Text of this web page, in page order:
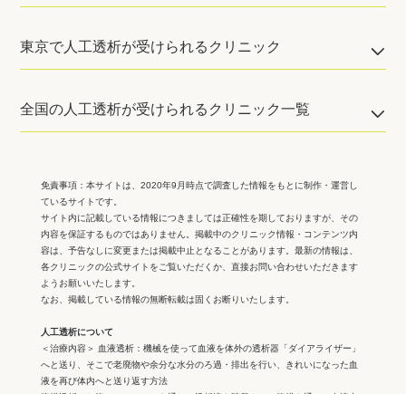
東京で人工透析が受けられるクリニック
全国の人工透析が受けられるクリニック一覧
免責事項： 本サイトは、2020年9月時点で調査した情報をもとに制作・運営し
ているサイトです。
サイト内に記載している情報につきましては正確性を期しておりますが、その
内容を保証するものではありません。掲載中のクリニック情報・コンテンツ内
容は、予告なしに変更または掲載中止となることがあります。最新の情報は、
各クリニックの公式サイトをご覧いただくか、直接お問い合わせいただきます
ようお願いいたします。
なお、掲載している情報の無断転載は固くお断りいたします。
人工透析について
＜治療内容＞ 血液透析：機械を使って血液を体外の透析器「ダイアライザー」
へと送り、そこで老廃物や余分な水分のろ過・排出を行い、きれいになった血
液を再び体内へと送り返す方法